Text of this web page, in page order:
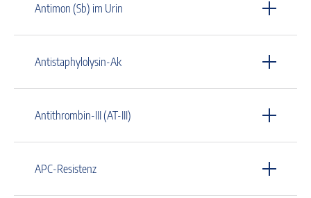
Antimon (Sb) im Urin
Antistaphylolysin-Ak
Antithrombin-III (AT-III)
APC-Resistenz